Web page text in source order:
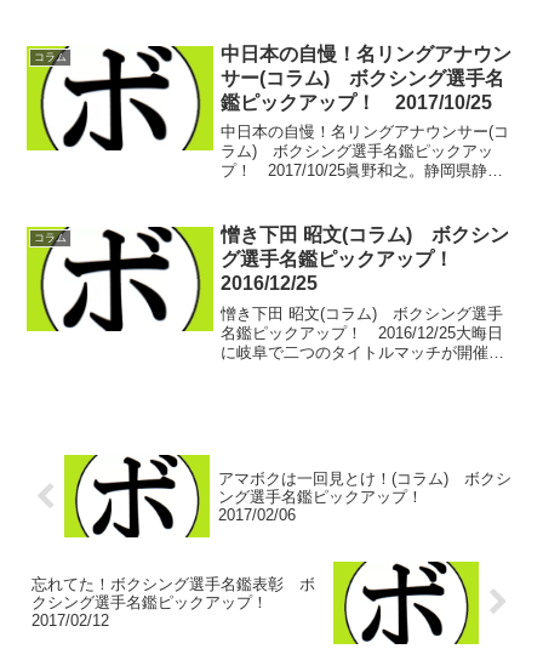
ス・ネリー(メキシコ)WBC世界バンタム
級タ...
コラム
中日本の自慢！名リングアナウン
サー(コラム) ボクシング選手名
鑑ピックアップ！ 2017/10/25
中日本の自慢！名リングアナウンサー(コ
ラム) ボクシング選手名鑑ピックアッ
プ！ 2017/10/25眞野和之。静岡県静岡
日本のボクシングファンが全国に誇るべ
き、名リング...
コラム
憎き下田 昭文(コラム) ボクシン
グ選手名鑑ピックアップ！
2016/12/25
憎き下田 昭文(コラム) ボクシング選手
名鑑ピックアップ！ 2016/12/25大晦日
に岐阜で二つのタイトルマッチが開催さ
アマボクは一回見とけ！(コラム) ボクシ
ング選手名鑑ピックアップ！
2017/02/06
忘れてた！ボクシング選手名鑑表彰 ボ
クシング選手名鑑ピックアップ！
2017/02/12